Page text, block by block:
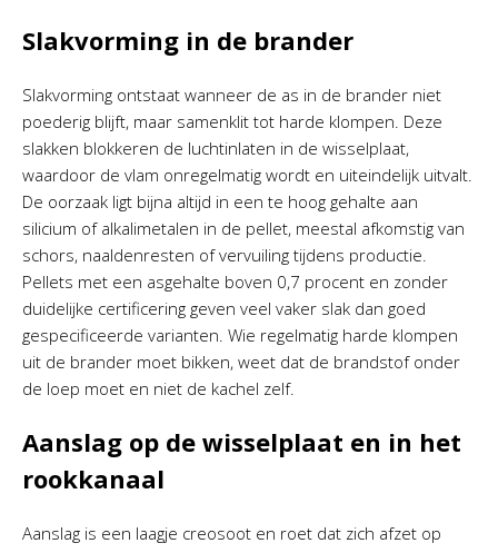
Slakvorming in de brander
Slakvorming ontstaat wanneer de as in de brander niet
poederig blijft, maar samenklit tot harde klompen. Deze
slakken blokkeren de luchtinlaten in de wisselplaat,
waardoor de vlam onregelmatig wordt en uiteindelijk uitvalt.
De oorzaak ligt bijna altijd in een te hoog gehalte aan
silicium of alkalimetalen in de pellet, meestal afkomstig van
schors, naaldenresten of vervuiling tijdens productie.
Pellets met een asgehalte boven 0,7 procent en zonder
duidelijke certificering geven veel vaker slak dan goed
gespecificeerde varianten. Wie regelmatig harde klompen
uit de brander moet bikken, weet dat de brandstof onder
de loep moet en niet de kachel zelf.
Aanslag op de wisselplaat en in het
rookkanaal
Aanslag is een laagje creosoot en roet dat zich afzet op